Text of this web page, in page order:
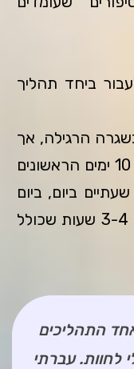
ביחד תהליך
הרגילה, אך
כל זאת, כאשר אתם יודעים שב- 10 ימים הראשונים
ביום, ביום
ה 11-13, שעה ביום. ביום ה 14 – 3-4 שעות שכולל
התהליכים
לחוות. עברתי